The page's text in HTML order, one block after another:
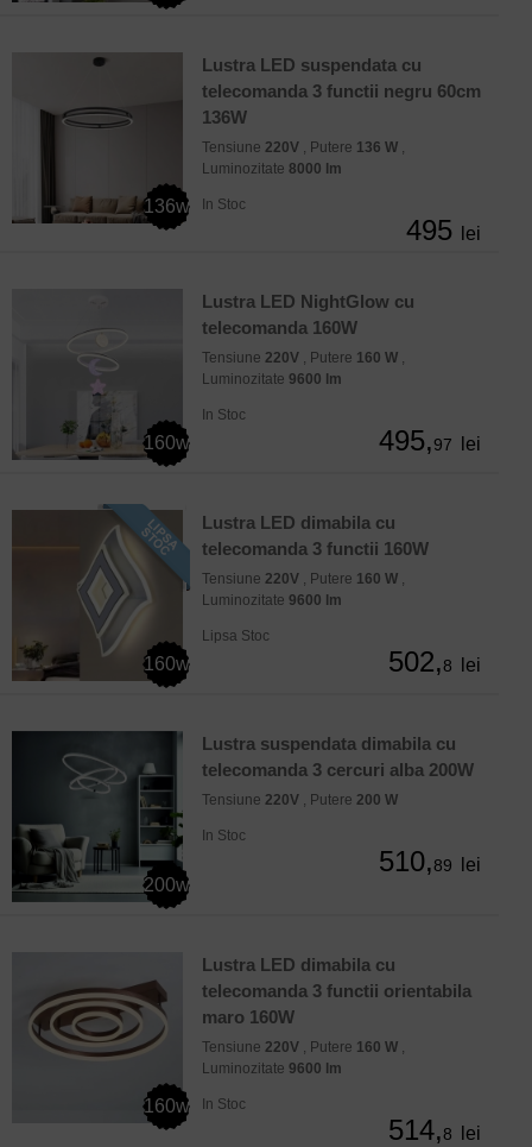
136w
Lustra LED suspendata cu
telecomanda 3 functii negru 60cm
136W
Tensiune 220V , Putere 136 W ,
Luminozitate 8000 lm
In Stoc
495 lei
160w
Lustra LED NightGlow cu
telecomanda 160W
Tensiune 220V , Putere 160 W ,
Luminozitate 9600 lm
In Stoc
495,97 lei
160w
Lustra LED dimabila cu
telecomanda 3 functii 160W
Tensiune 220V , Putere 160 W ,
Luminozitate 9600 lm
Lipsa Stoc
502,8 lei
200w
Lustra suspendata dimabila cu
telecomanda 3 cercuri alba 200W
Tensiune 220V , Putere 200 W
In Stoc
510,89 lei
160w
Lustra LED dimabila cu
telecomanda 3 functii orientabila
maro 160W
Tensiune 220V , Putere 160 W ,
Luminozitate 9600 lm
In Stoc
514,8 lei